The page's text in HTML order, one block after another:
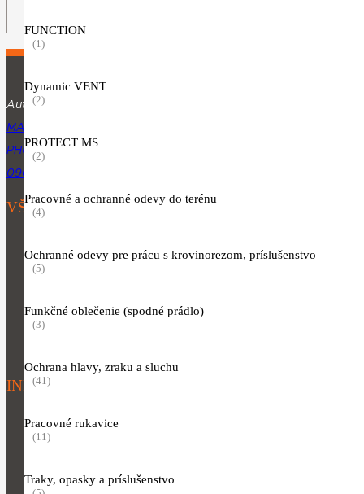
FUNCTION
(1)
Dynamic VENT
(2)
PROTECT MS
(2)
Pracovné a ochranné odevy do terénu
(4)
Ochranné odevy pre prácu s krovinorezom, príslušenstvo
(5)
Funkčné oblečenie (spodné prádlo)
(3)
Ochrana hlavy, zraku a sluchu
(41)
Pracovné rukavice
(11)
Traky, opasky a príslušenstvo
Autorizovaný predajca produktov značky STIHL.
MARTINA RÁZUSA 1134, 010 01 ŽILINA
PHUJIK@GMAIL.COM
0904 954 064
VŠETKY KATEGÓRIE
Vyžínače a krovinorezy
Náradie pre starostlivosť o porasty
INFORMÁCIE K NÁKUPU
Obchodné podmienky
Informácie o spracúvaní osobných údajov